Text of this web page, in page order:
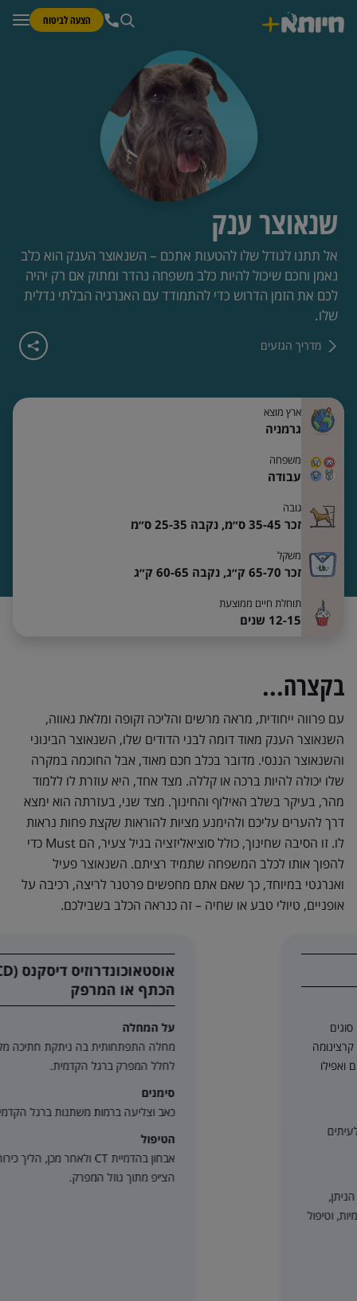
הצעה לביטוח
שנאוצר ענק
אל תתנו לגודל שלו להטעות אתכם – השנאוצר הענק הוא כלב
נאמן וחכם שיכול להיות כלב משפחה נהדר ומתוק אם רק יהיה
לכם את הזמן הדרוש כדי להתמודד עם האנרגיה הבלתי נדלית
שלו.
מדריך הגזעים
ארץ מוצא
גרמניה
משפחה
עבודה
גובה
זכר 35-45 ס״מ, נקבה 25-35 ס״מ
משקל
זכר 65-70 ק״ג, נקבה 60-65 ק״ג
תוחלת חיים ממוצעת
12-15 שנים
בקצרה...
עם פרווה ייחודית, מראה מרשים והליכה זקופה ומלאת גאווה,
השנאוצר הענק מאוד דומה לבני הדודים שלו, השנאוצר הבינוני
והשנאוצר הננסי. מדובר בכלב חכם מאוד, אבל החוכמה במקרה
שלו יכולה להיות ברכה או קללה. מצד אחד, היא עוזרת לו ללמוד
מהר, בעיקר בשלב האילוף והחינוך. מצד שני, בעזרתה הוא ימצא
דרך להערים עליכם ולהימנע מציות להוראות שקצת פחות נראות
לו. זו הסיבה שחינוך, כולל סוציאליזציה בגיל צעיר, הם Must כדי
להפוך אותו לכלב המשפחה שתמיד רציתם. השנאוצר פעיל
ואנרגטי במיוחד, כך שאם אתם מחפשים פרטנר לריצה, רכיבה על
אופניים, טיולי טבע או שחיה – זה כנראה הכלב בשבילכם.
אוסטאוכונדרוזיס דיסקנס (OCD) של
מחלה התפתחותית בה ניתקת חתיכה מקצה העצם
לחלל המפרק ברגל הקדמית.
כאב וצליעה ברמות משתנות ברגל הקדמית.
אבחון בהדמיית CT ולאחר מכן, הליך כירורגי להוצאת